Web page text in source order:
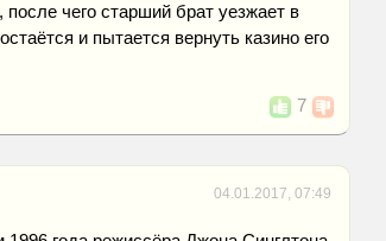
чего старший брат уезжает в
и пытается вернуть казино его
7
04.01.2017, 07:49